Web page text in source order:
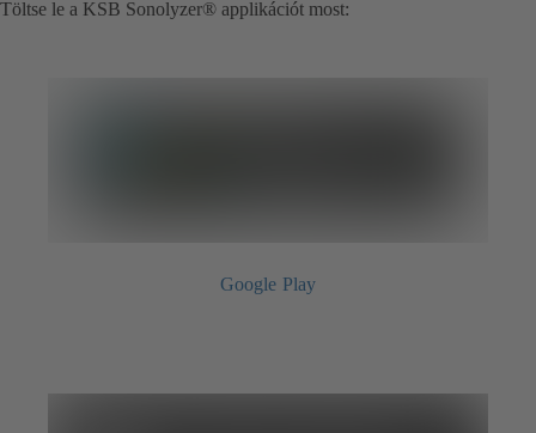
Töltse le a KSB Sonolyzer® applikációt most:
Google Play